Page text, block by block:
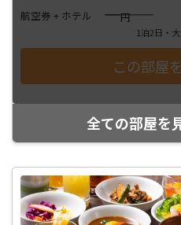
航空券 + ホテル ――――円
1泊2日・
全ての部屋を